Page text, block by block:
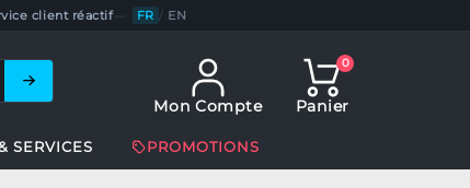
client réactif— FR / EN
Mon Compte
0
Panier
SERVICES PROMOTIONS